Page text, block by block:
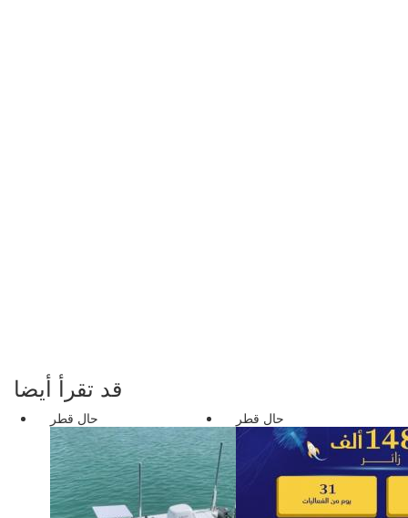
قد تقرأ أيضا
حال قطر حال قطر